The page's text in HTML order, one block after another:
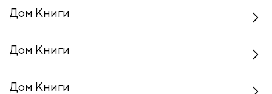
Дом Книги
Дом Книги
Дом Книги